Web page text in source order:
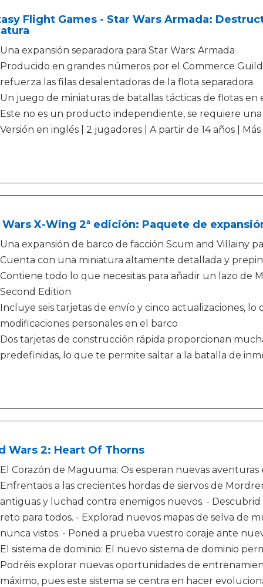
Flight Games - Star Wars Armada:
Una expansión separadora para Star Wars: Armada
Producido en grandes números por el Commerce
refuerza las filas desalentadoras de la flota separadora.
Un juego de miniaturas de batallas tácticas de flotas en
Este no es un producto independiente, se requiere una
Versión en inglés | 2 jugadores | A partir de 14 años |
Wars X-Wing 2ª edición: Paquete de
Una expansión de barco de facción Scum and Villainy
Cuenta con una miniatura altamente detallada y
Contiene todo lo que necesitas para añadir un lazo de
Second Edition
Incluye seis tarjetas de envío y cinco actualizaciones,
modificaciones personales en el barco
Dos tarjetas de construcción rápida proporcionan
predefinidas, lo que te permite saltar a la batalla de
Wars 2: Heart Of Thorns
El Corazón de Maguuma: Os esperan nuevas
Enfrentaos a las crecientes hordas de siervos de
antiguas y luchad contra enemigos nuevos. -
reto para todos. - Explorad nuevos mapas de selva de
nunca vistos. - Poned a prueba vuestro coraje ante
El sistema de dominio: El nuevo sistema de dominio
Podréis explorar nuevas oportunidades de
máximo, pues este sistema se centra en hacer